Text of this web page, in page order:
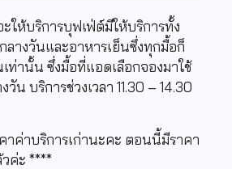
ให้บริการบุฟเฟ่ต์มีให้บริการทั้ง
ลางวันและอาหารเย็นซึ่งทุกมื้อก็
ท่านั้น ซึ่งมื้อที่แอดเลือกจองมาใช้
น บริการช่วงเวลา 11.30 – 14.30
าค่าบริการเก่านะคะ ตอนนี้มีราคา
ค่ะ ****